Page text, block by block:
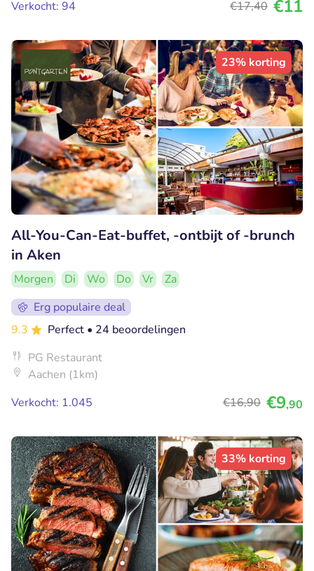
Verkocht: 94 €17,40 €11
23% korting
All-You-Can-Eat-buffet, -ontbijt of -brunch
in Aken
Morgen Di Wo Do Vr
Za
Erg populaire deal
9.3
Perfect • 24 beoordelingen
PG Restaurant
Aachen (1km)
Verkocht: 1.045
€16,90 €9,90
33% korting